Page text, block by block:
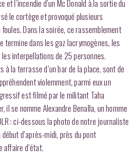
l’incendie d’un Mc Donald à la sortie du
le cortège et provoqué plusieurs
Dans la soirée, ce rassemblement
termine dans les gaz lacrymogènes, les
interpellations de 25 personnes.
à la terrasse d’un bar de la place, sont de
violemment, parmi eux un
est filmé par le militant Taha
il se nomme Alexandre Benalla, un homme
: ci-dessous la photo de notre journaliste
d’après-midi, près du pont
affaire d’état.